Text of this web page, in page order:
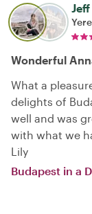
Jeff
Wonderful
What a
delights of
well and was
with what we
Lily
Budapest in a